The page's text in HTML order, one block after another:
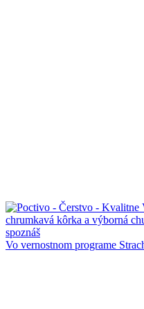
Vo vernostnom programe